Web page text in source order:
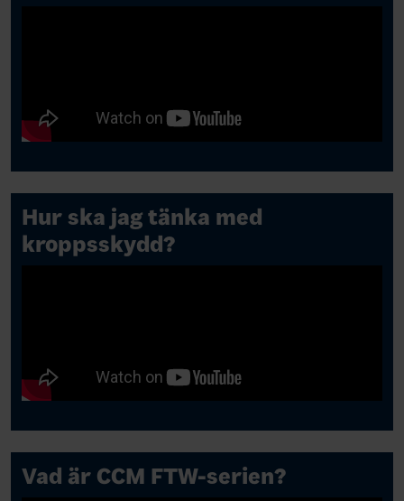
Hur ska jag tänka med
kroppsskydd?
Vad är CCM FTW-serien?